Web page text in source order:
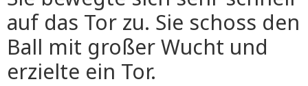
auf das Tor zu. Sie schoss den
Ball mit großer Wucht und
erzielte ein Tor.